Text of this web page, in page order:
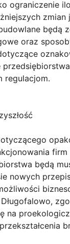
ograniczenie
oraz
regulacjom.
będą
nowych
na